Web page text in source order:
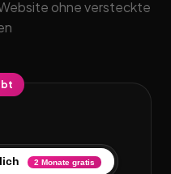
ohne versteckte
2 Monate gratis